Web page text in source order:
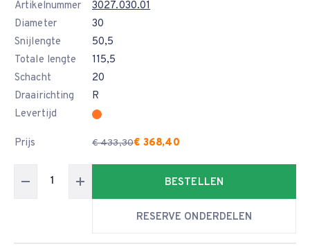
Artikelnummer
3027.030.01
Diameter
30
Snijlengte
50,5
Totale lengte
115,5
Schacht
20
Draairichting
R
Levertijd
Prijs € 433,30€ 368,40
BESTELLEN
RESERVE ONDERDELEN